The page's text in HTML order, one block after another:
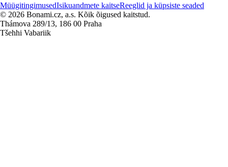
MüügitingimusedIsikuandmete kaitseReeglid ja küpsiste seaded
© 2026 Bonami.cz, a.s. Kõik õigused kaitstud.
Thámova 289/13, 186 00 Praha
Tšehhi Vabariik